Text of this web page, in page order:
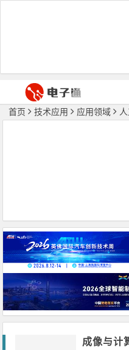
首页 技术应用 应用领域
成像与计